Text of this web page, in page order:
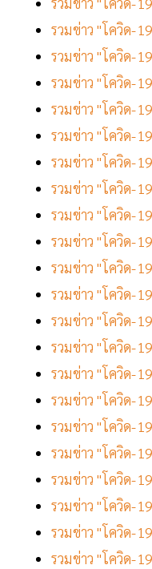
รวมข่าว "โควิด-
รวมข่าว "โควิด-
รวมข่าว "โควิด-
รวมข่าว "โควิด-
รวมข่าว "โควิด-
รวมข่าว "โควิด-
รวมข่าว "โควิด-
รวมข่าว "โควิด-
รวมข่าว "โควิด-
รวมข่าว "โควิด-
รวมข่าว "โควิด-
รวมข่าว "โควิด-
รวมข่าว "โควิด-
รวมข่าว "โควิด-
รวมข่าว "โควิด-
รวมข่าว "โควิด-
รวมข่าว "โควิด-
รวมข่าว "โควิด-
รวมข่าว "โควิด-
รวมข่าว "โควิด-
รวมข่าว "โควิด-